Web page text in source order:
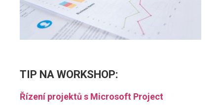
TIP NA WORKSHOP:
Řízení projektů s Microsoft Project